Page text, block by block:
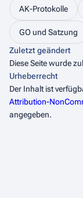
AK-Protokolle
GO und Satzung
Zuletzt geändert
Diese Seite wurde
Urheberrecht
Der Inhalt ist
Attribution-
angegeben.